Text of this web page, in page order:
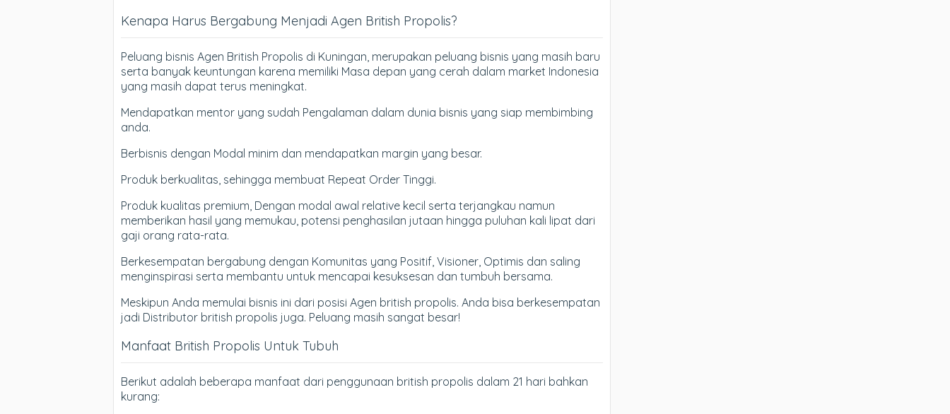
Kenapa Harus Bergabung Menjadi Agen British Propolis?
Peluang bisnis Agen British Propolis di Kuningan, merupakan peluang bisnis yang masih baru
serta banyak keuntungan karena memiliki Masa depan yang cerah dalam market Indonesia
yang masih dapat terus meningkat.
Mendapatkan mentor yang sudah Pengalaman dalam dunia bisnis yang siap membimbing
anda.
Berbisnis dengan Modal minim dan mendapatkan margin yang besar.
Produk berkualitas, sehingga membuat Repeat Order Tinggi.
Produk kualitas premium, Dengan modal awal relative kecil serta terjangkau namun
memberikan hasil yang memukau, potensi penghasilan jutaan hingga puluhan kali lipat dari
gaji orang rata-rata.
Berkesempatan bergabung dengan Komunitas yang Positif, Visioner, Optimis dan saling
menginspirasi serta membantu untuk mencapai kesuksesan dan tumbuh bersama.
Meskipun Anda memulai bisnis ini dari posisi Agen british propolis. Anda bisa berkesempatan
jadi Distributor british propolis juga. Peluang masih sangat besar!
Manfaat British Propolis Untuk Tubuh
Berikut adalah beberapa manfaat dari penggunaan british propolis dalam 21 hari bahkan
kurang: